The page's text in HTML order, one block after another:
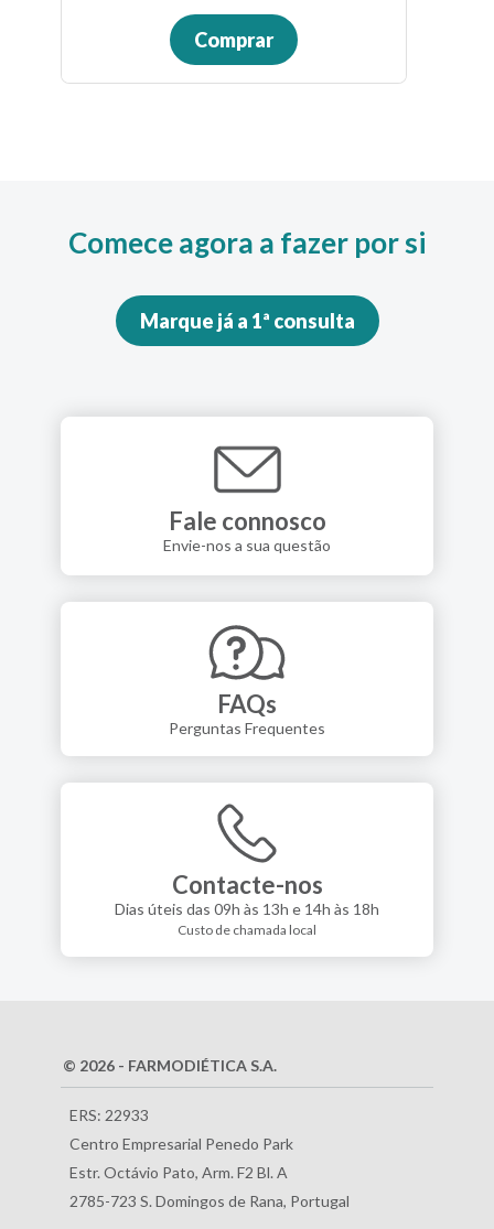
Comprar
Comece agora a fazer por si
Marque já a 1ª consulta
Fale connosco
Envie-nos a sua questão
FAQs
Perguntas Frequentes
Contacte-nos
Dias úteis das 09h às 13h e 14h às 18h
Custo de chamada local
© 2026 - FARMODIÉTICA S.A.
ERS: 22933
Centro Empresarial Penedo Park
Estr. Octávio Pato, Arm. F2 Bl. A
2785-723 S. Domingos de Rana, Portugal